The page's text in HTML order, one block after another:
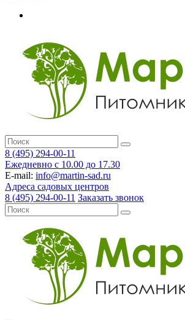
8 (495) 294-00-11
Ежедневно с 10.00 до 17.30
E-mail: info@martin-sad.ru
Адреса садовых центров
8 (495) 294-00-11 Заказать звонок